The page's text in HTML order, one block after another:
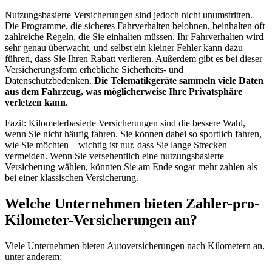
Nutzungsbasierte Versicherungen sind jedoch nicht unumstritten.
Die Programme, die sicheres Fahrverhalten belohnen, beinhalten oft
zahlreiche Regeln, die Sie einhalten müssen. Ihr Fahrverhalten wird
sehr genau überwacht, und selbst ein kleiner Fehler kann dazu
führen, dass Sie Ihren Rabatt verlieren. Außerdem gibt es bei dieser
Versicherungsform erhebliche Sicherheits- und
Datenschutzbedenken. Die Telematikgeräte sammeln viele Daten
aus dem Fahrzeug, was möglicherweise Ihre Privatsphäre
verletzen kann.
Fazit: Kilometerbasierte Versicherungen sind die bessere Wahl,
wenn Sie nicht häufig fahren. Sie können dabei so sportlich fahren,
wie Sie möchten – wichtig ist nur, dass Sie lange Strecken
vermeiden. Wenn Sie versehentlich eine nutzungsbasierte
Versicherung wählen, könnten Sie am Ende sogar mehr zahlen als
bei einer klassischen Versicherung.
Welche Unternehmen bieten Zahler-pro-
Kilometer-Versicherungen an?
Viele Unternehmen bieten Autoversicherungen nach Kilometern an,
unter anderem: